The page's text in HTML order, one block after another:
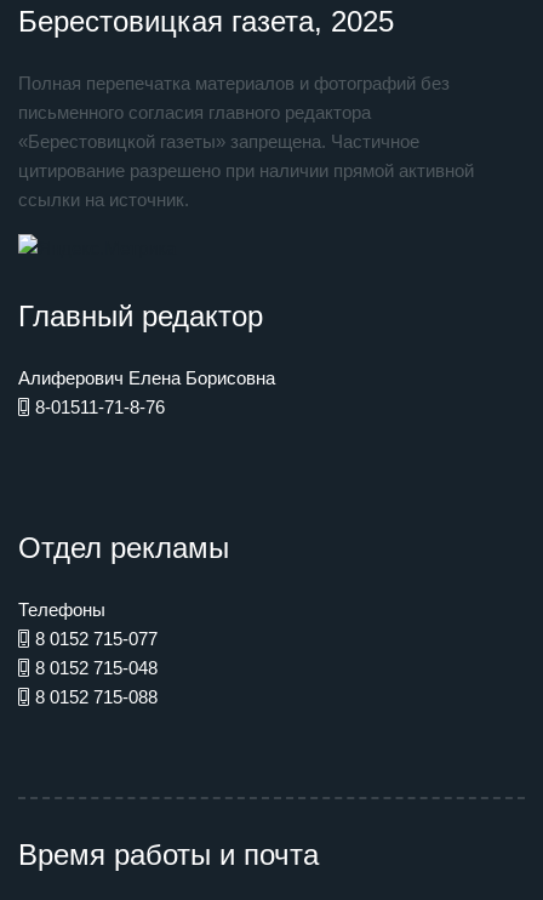
Берестовицкая газета, 2025
Полная перепечатка материалов и фотографий без
письменного согласия главного редактора
«Берестовицкой газеты» запрещена. Частичное
цитирование разрешено при наличии прямой активной
ссылки на источник.
Главный редактор
Алиферович Елена Борисовна
8-01511-71-8-76
Отдел рекламы
Телефоны
8 0152 715-077
8 0152 715-048
8 0152 715-088
Время работы и почта